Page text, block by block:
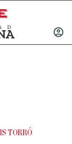
INICIAR
TORRÓ